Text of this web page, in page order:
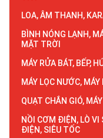
LOA, ÂM THANH,
BÌNH NÓNG LẠNH,
MẶT TRỜI
MÁY RỬA BÁT, BẾP,
MÁY LỌC NƯỚC,
QUẠT CHẮN GIÓ,
NỒI CƠM ĐIỆN, LÒ VI
ĐIỆN, SIÊU TỐC